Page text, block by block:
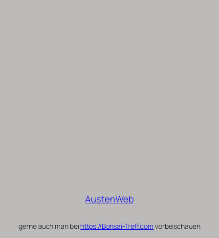
AustenWeb
gerne auch man bei https://Bonsai-Treff.com vorbeischauen